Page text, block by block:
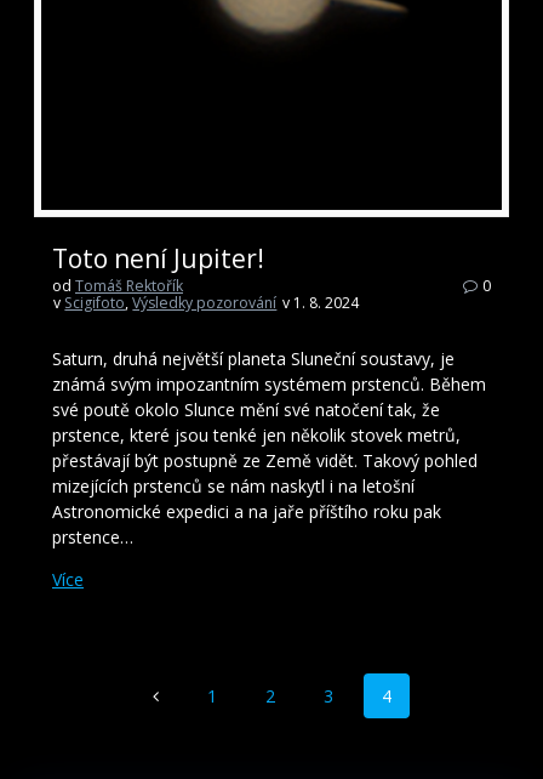
Toto není Jupiter!
od Tomáš Rektořík
v Scigifoto,Výsledky pozorování v 1. 8. 2024
0
Saturn, druhá největší planeta Sluneční soustavy, je
známá svým impozantním systémem prstenců. Během
své poutě okolo Slunce mění své natočení tak, že
prstence, které jsou tenké jen několik stovek metrů,
přestávají být postupně ze Země vidět. Takový pohled
mizejících prstenců se nám naskytl i na letošní
Astronomické expedici a na jaře příštího roku pak
prstence…
Více
navigace
Stránka
1 Stránka
2 Stránka
3 Stránka
4